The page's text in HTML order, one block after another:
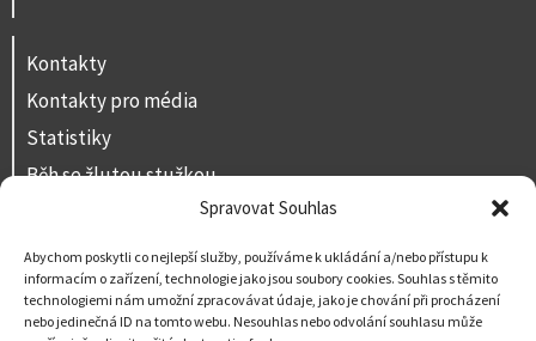
Spravovat Souhlas
Abychom poskytli co nejlepší služby, používáme k ukládání a/nebo přístupu k
informacím o zařízení, technologie jako jsou soubory cookies. Souhlas s těmito
technologiemi nám umožní zpracovávat údaje, jako je chování při procházení
nebo jedinečná ID na tomto webu. Nesouhlas nebo odvolání souhlasu může
Kontakty
Kontakty pro média
Statistiky
Běh se žlutou stužkou
Prohlášení o přístupnosti
Napište nám